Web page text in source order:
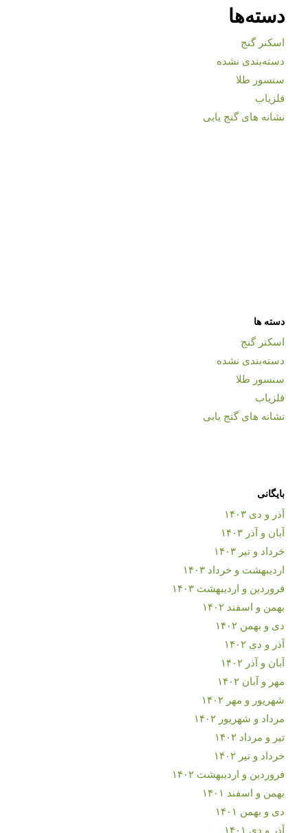
دسته‌ها
اسکنر گنج
دسته‌بندی نشده
سنسور طلا
فلزیاب
نشانه های گنج یابی
دسته ها
اسکنر گنج
دسته‌بندی نشده
سنسور طلا
فلزیاب
نشانه های گنج یابی
بایگانی
آذر و دی ۱۴۰۳
آبان و آذر ۱۴۰۳
خرداد و تیر ۱۴۰۳
اردیبهشت و خرداد ۱۴۰۳
فروردین و اردیبهشت ۱۴۰۳
بهمن و اسفند ۱۴۰۲
دی و بهمن ۱۴۰۲
آذر و دی ۱۴۰۲
آبان و آذر ۱۴۰۲
مهر و آبان ۱۴۰۲
شهریور و مهر ۱۴۰۲
مرداد و شهریور ۱۴۰۲
تیر و مرداد ۱۴۰۲
خرداد و تیر ۱۴۰۲
فروردین و اردیبهشت ۱۴۰۲
بهمن و اسفند ۱۴۰۱
دی و بهمن ۱۴۰۱
آذر و دی ۱۴۰۱